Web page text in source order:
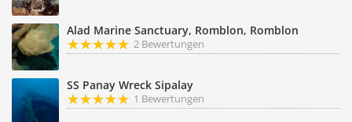
Alad Marine Sanctuary, Romblon, Romblon
2 Bewertungen
SS Panay Wreck Sipalay
1 Bewertungen